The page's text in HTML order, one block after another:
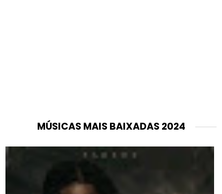
MÚSICAS MAIS BAIXADAS 2024